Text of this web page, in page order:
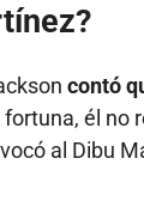
contó
él no
al Dibu